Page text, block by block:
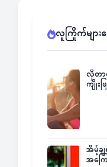
လူကြိုက်မျာ
လိုတာ
ကျိုး
အိမ့်ခ
အကြ